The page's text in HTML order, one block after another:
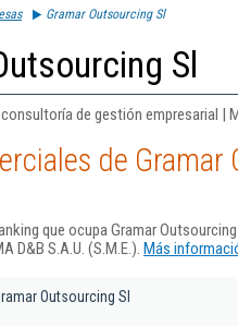
Gramar Outsourcing Sl
Sl
de gestión empresarial |
de Gramar
que ocupa Gramar
D&B S.A.U. (S.M.E.). Más
Outsourcing Sl